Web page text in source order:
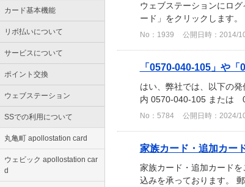
カード基本機能
リボ払いについて
サービスについて
ポイント交換
ウェブステーション
SSでの利用について
丸亀町 apollostation card
ウェビック apollostation car
d
ウェブステーションにロ
ード」をクリックします
No：1939 公開日時：2014/
「0570-040-105」や
はい、弊社では、以下の
内 0570-040-105 または
No：5784 公開日時：2024/
家族カード・追加カー
家族カード・追加カード
込みを承っております。